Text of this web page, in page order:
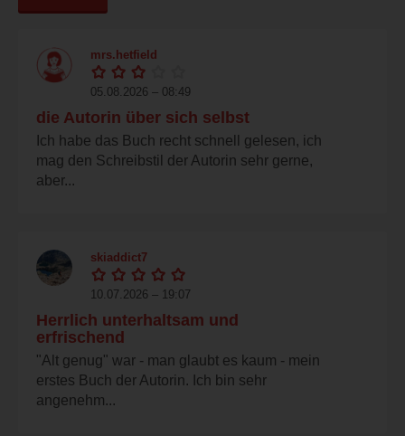
mrs.hetfield
05.08.2026 – 08:49
die Autorin über sich selbst
Ich habe das Buch recht schnell gelesen, ich
mag den Schreibstil der Autorin sehr gerne,
aber...
skiaddict7
10.07.2026 – 19:07
Herrlich unterhaltsam und
erfrischend
"Alt genug" war - man glaubt es kaum - mein
erstes Buch der Autorin. Ich bin sehr
angenehm...